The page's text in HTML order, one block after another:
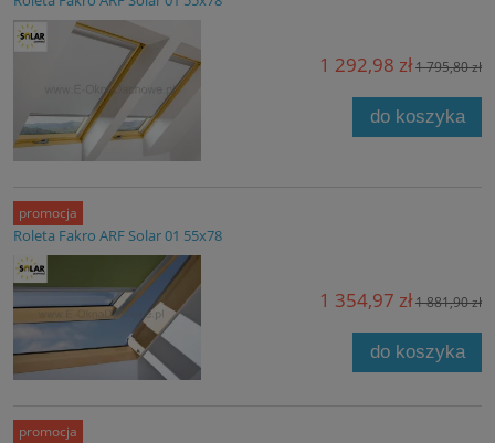
1 292,98 zł1 795,80 zł
do koszyka
Roleta Fakro ARF Solar 01 55x78
1 354,97 zł1 881,90 zł
do koszyka
promocja
promocja